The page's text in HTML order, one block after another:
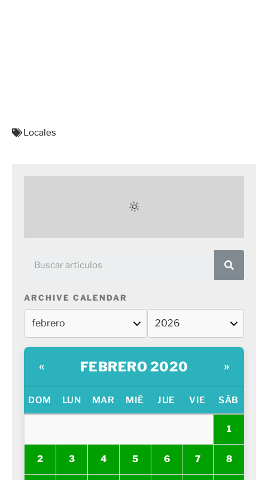
Locales
ARCHIVE CALENDAR
« FEBRERO 2020 »
DOM LUN MAR MIÉ JUE VIE SÁB
1
2 3 4 5 6 7 8